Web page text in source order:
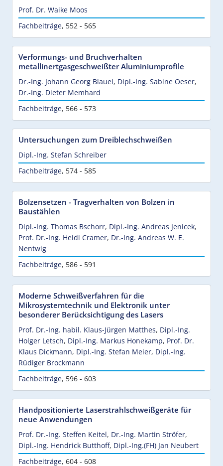
Prof. Dr. Waike Moos
Fachbeiträge, 552 - 565
Verformungs- und Bruchverhalten
metallinertgasgeschweißter Aluminiumprofile
Dr.-Ing. Johann Georg Blauel, Dipl.-Ing. Sabine Oeser,
Dr.-Ing. Dieter Memhard
Fachbeiträge, 566 - 573
Untersuchungen zum Dreiblechschweißen
Dipl.-Ing. Stefan Schreiber
Fachbeiträge, 574 - 585
Bolzensetzen - Tragverhalten von Bolzen in
Baustählen
Dipl.-Ing. Thomas Bschorr, Dipl.-Ing. Andreas Jenicek,
Prof. Dr.-Ing. Heidi Cramer, Dr.-Ing. Andreas W. E.
Nentwig
Fachbeiträge, 586 - 591
Moderne Schweißverfahren für die
Mikrosystemtechnik und Elektronik unter
besonderer Berücksichtigung des Lasers
Prof. Dr.-Ing. habil. Klaus-Jürgen Matthes, Dipl.-Ing.
Holger Letsch, Dipl.-Ing. Markus Honekamp, Prof. Dr.
Klaus Dickmann, Dipl.-Ing. Stefan Meier, Dipl.-Ing.
Rüdiger Brockmann
Fachbeiträge, 596 - 603
Handpositionierte Laserstrahlschweißgeräte für
neue Anwendungen
Prof. Dr.-Ing. Steffen Keitel, Dr.-Ing. Martin Ströfer,
Dipl.-Ing. Hendrick Butthoff, Dipl.-Ing.(FH) Jan Neubert
Fachbeiträge, 604 - 608